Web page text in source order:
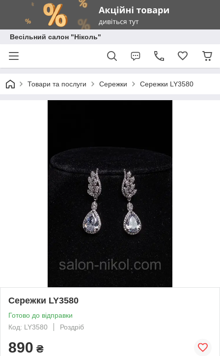
Весільний салон "Ніколь"
Товари та послуги Сережки Сережки LY3580
Сережки LY3580
Готово до відправки
Код: LY3580
Роздріб
890 ₴